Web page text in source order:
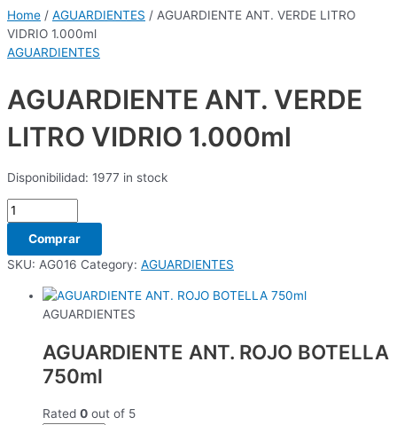
Home / AGUARDIENTES / AGUARDIENTE ANT. VERDE LITRO
VIDRIO 1.000ml
AGUARDIENTES
AGUARDIENTE ANT. VERDE
LITRO VIDRIO 1.000ml
Disponibilidad: 1977 in stock
Comprar
SKU: AG016 Category: AGUARDIENTES
AGUARDIENTES
AGUARDIENTE ANT. ROJO BOTELLA
750ml
Rated 0 out of 5